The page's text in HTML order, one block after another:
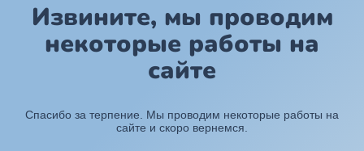
Извините, мы проводим
некоторые работы на
сайте
Спасибо за терпение. Мы проводим некоторые работы на
сайте и скоро вернемся.